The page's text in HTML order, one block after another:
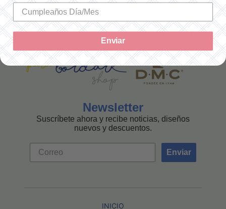
MEXICANA
Newsletter
Suscríbete ahora y recibe noticias, diseños
nuevos y descuentos.
Enviar
INICIO
Enviar